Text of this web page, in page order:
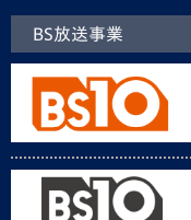
BS放送事業